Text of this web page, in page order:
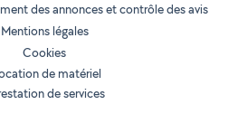
des annonces et contrôle des avis
Mentions légales
Cookies
de matériel
de services